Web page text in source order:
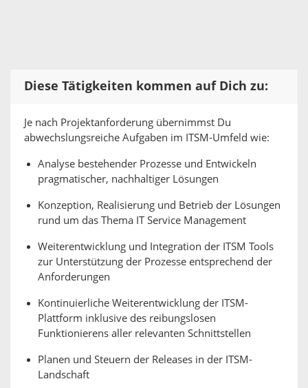
Diese Tätigkeiten kommen auf Dich zu:
Je nach Projektanforderung übernimmst Du
abwechslungsreiche Aufgaben im ITSM-Umfeld wie:
Analyse bestehender Prozesse und Entwickeln
pragmatischer, nachhaltiger Lösungen
Konzeption, Realisierung und Betrieb der Lösungen
rund um das Thema IT Service Management
Weiterentwicklung und Integration der ITSM Tools
zur Unterstützung der Prozesse entsprechend der
Anforderungen
Kontinuierliche Weiterentwicklung der ITSM-
Plattform inklusive des reibungslosen
Funktionierens aller relevanten Schnittstellen
Planen und Steuern der Releases in der ITSM-
Landschaft